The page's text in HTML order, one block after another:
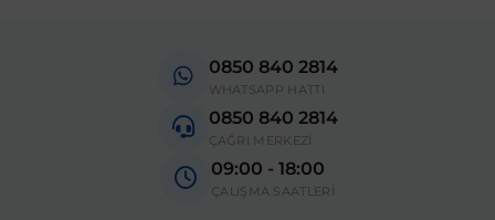
0850 840 2814
WHATSAPP HATTI
0850 840 2814
ÇAĞRI MERKEZİ
09:00 - 18:00
ÇALIŞMA SAATLERİ